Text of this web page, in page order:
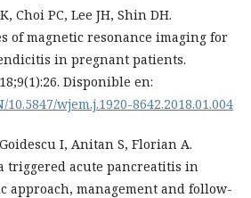
Choi PC, Lee JH, Shin DH.
of magnetic resonance imaging for
in pregnant patients.
Disponible en:
wjem.j.1920-8642.2018.01.004
I, Anitan S, Florian A.
triggered acute pancreatitis in
approach, management and follow-